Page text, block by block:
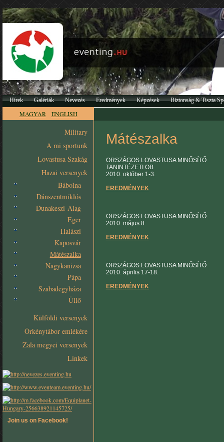
Hírek Galériák Nevezés Eredmények Képzések Biztonság & Tiszta
MAGYAR ENGLISH
Military
A mi sportunk
Lovastusa Szakág
Hazai versenyek
Bábolna
Dánszentmiklós
Dunakeszi-Alag
Eger
Halászi
Kaposvár
Mátészalka
Nagykanizsa
Pápa
Szabadegyháza
Üllő
Külföldi versenyek
Örkénytábor emlékére
Zala megyei versenyek
Linkek
Join us on Facebook!
Mátészalka
ORSZÁGOS LOVASTUSA MINŐSÍTŐ
TANINTÉZETI OB
2010. október 1-3.
EREDMÉNYEK
ORSZÁGOS LOVASTUSA MINŐSÍTŐ
2010. május 8.
EREDMÉNYEK
ORSZÁGOS LOVASTUSA MINŐSÍTŐ
2010. április 17-18.
EREDMÉNYEK